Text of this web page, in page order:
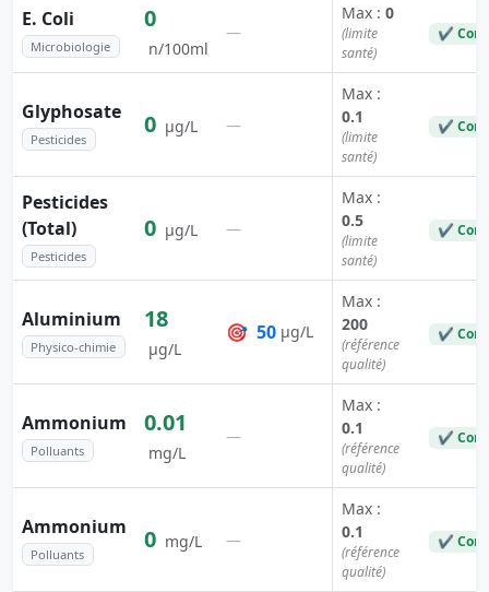
E. Coli
Microbiologie
0
n/100ml
—
Max : 0
(limite
santé)
✔
Glyphosate
Pesticides
0 µg/L —
Max :
0.1
(limite
santé)
✔
Pesticides
(Total)
Pesticides
0 µg/L —
Max :
0.5
(limite
santé)
✔
Aluminium
Physico-chimie
18
µg/L
🎯 50 µg/L
Max :
200
(référence
qualité)
✔
Ammonium
Polluants
0.01
mg/L
—
Max :
0.1
(référence
qualité)
✔
Ammonium
Polluants
0 mg/L —
Max :
0.1
(référence
qualité)
✔